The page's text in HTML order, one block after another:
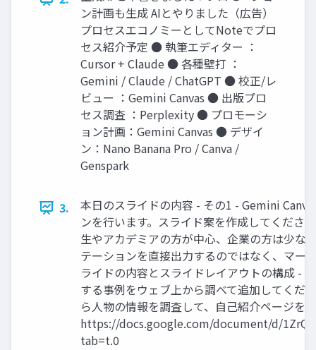
ン計画も生成 AIとやりました（広告）
プロセスエコノミーとしてNoteでプロ
セス紹介予定 ● 執筆エディター ：
Cursor + Claude ● 各種壁打 ：
Gemini / Claude / ChatGPT ● 校正/レ
ビュー ：Gemini Canvas ● 出版プロ
セス調査 ：Perplexity ● プロモーシ
ョン計画：Gemini Canvas ● デザイ
ン：Nano Banana Pro / Canva /
Genspark
3.
本日のスライドの内容 - その1 - Gemini
ンを行います。スライド案を作成してくださ
生やアカデミアの方が中心、企業の方は少な
テーションを直接出力するのではなく、マー
ライドの内容とスライドレイアウトの構成 -
する事例をウェブ上から調べて追加してくだ
ら人物の情報を調査して、自己紹介ページを
https://docs.google.com/document/d/
tab=t.0